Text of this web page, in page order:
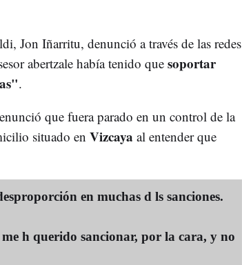
Jon Iñarritu, denunció a través de las redes
abertzale había tenido quesoportar
.
que fuera parado en un control de la
situado en Vizcaya al entender que
en muchas d ls sanciones.
h querido sancionar, por la cara, y no